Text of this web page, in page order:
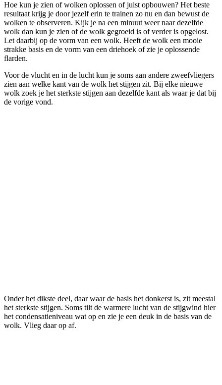
Hoe kun je zien of wolken oplossen of juist opbouwen? Het beste
resultaat krijg je door jezelf erin te trainen zo nu en dan bewust de
wolken te observeren. Kijk je na een minuut weer naar dezelfde
wolk dan kun je zien of de wolk gegroeid is of verder is opgelost.
Let daarbij op de vorm van een wolk. Heeft de wolk een mooie
strakke basis en de vorm van een driehoek of zie je oplossende
flarden.
Voor de vlucht en in de lucht kun je soms aan andere zweefvliegers
zien aan welke kant van de wolk het stijgen zit. Bij elke nieuwe
wolk zoek je het sterkste stijgen aan dezelfde kant als waar je dat bij
de vorige vond.
Onder het dikste deel, daar waar de basis het donkerst is, zit meestal
het sterkste stijgen. Soms tilt de warmere lucht van de stijgwind hier
het condensatieniveau wat op en zie je een deuk in de basis van de
wolk. Vlieg daar op af.